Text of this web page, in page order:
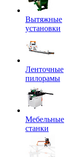
Вытяжные
установки
Ленточные
пилорамы
Мебельные
станки